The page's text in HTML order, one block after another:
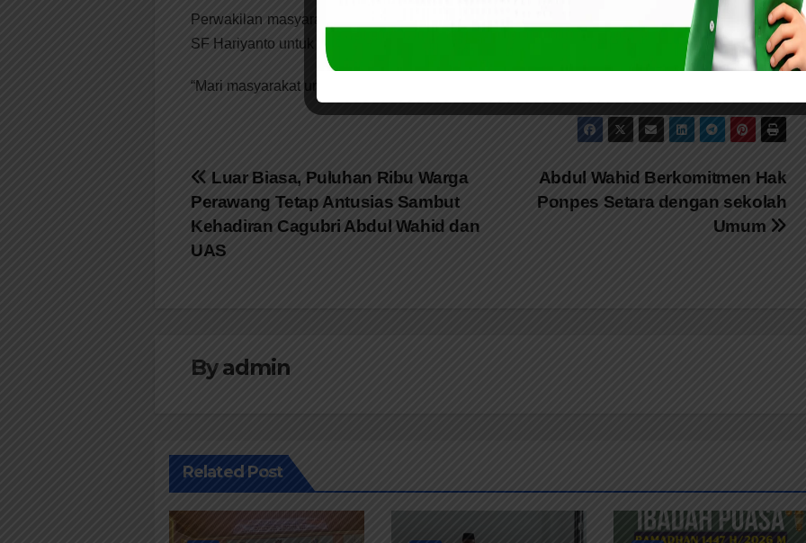
Perwakilan masyarakat Sabak Auh mengutarakan dukungan penuh terhadap Abdul Wahid –
SF Hariyanto untuk menjadi gubernur.
“Mari masyarakat untuk mencoblos nomor satu,” pungkasnya. Rls
Navigasi
pos
Abdul Wahid Berkomitmen Hak
Ponpes Setara dengan sekolah
Umum
Luar Biasa, Puluhan Ribu Warga
Perawang Tetap Antusias Sambut
Kehadiran Cagubri Abdul Wahid dan
UAS
Byadmin
Related Post